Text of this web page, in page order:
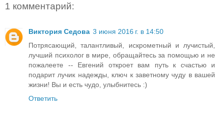
1 комментарий:
Виктория Седова 3 июня 2016 г. в 14:50
Потрясающий, талантливый, искрометный и лучистый,
лучший психолог в мире, обращайтесь за помощью и не
пожалеете -- Евгений откроет вам путь к счастью и
подарит лучик надежды, ключ к заветному чуду в вашей
жизни! Вы и есть чудо, улыбнитесь :)
Ответить